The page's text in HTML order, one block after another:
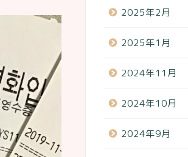
2025年2月
2025年1月
2024年11月
2024年10月
2024年9月